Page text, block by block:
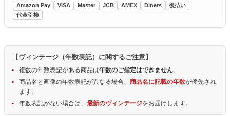
Amazon Pay VISA Master JCB AMEX Diners
後払い
代金引換
【ヴィンテージ（年数表記）に関するご注意】
複数の年数表記がある商品は年数のご指定はできません。
商品名と画像の年数表記が異なる場合、 商品名に記載の年数が優先され
ます。
年数表記がない場合は、 最新のヴィンテージをお届けします。